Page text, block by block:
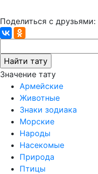
Поделиться с друзьями:
Значение тату
Армейские
Животные
Знаки зодиака
Морские
Народы
Насекомые
Природа
Птицы